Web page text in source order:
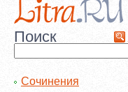
Поиск
Сочинения